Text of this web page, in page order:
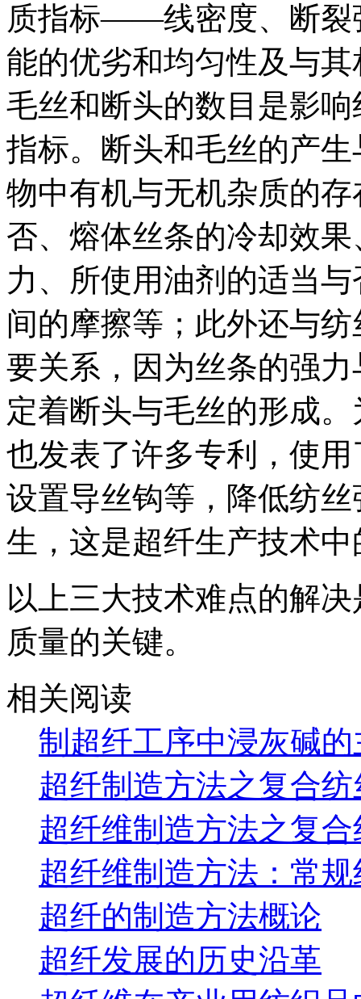
质指标——线密度、断裂
能的优劣和均匀性及与
毛丝和断头的数目是影
指标。断头和毛丝的产
物中有机与无机杂质的
否、熔体丝条的冷却效
力、所使用油剂的适当
间的摩擦等；此外还与
要关系，因为丝条的强
定着断头与毛丝的形成
也发表了许多专利，使
设置导丝钩等，降低纺
生，这是超纤生产技术
以上三大技术难点的解
质量的关键。
相关阅读
制超纤工序中浸灰碱
超纤制造方法之复合
超纤维制造方法之复
超纤维制造方法：常
超纤的制造方法概论
超纤发展的历史沿革